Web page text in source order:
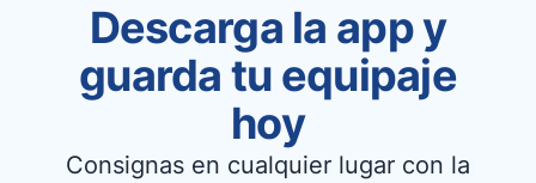
Descarga la app y
guarda tu equipaje
hoy
Consignas en cualquier lugar con la